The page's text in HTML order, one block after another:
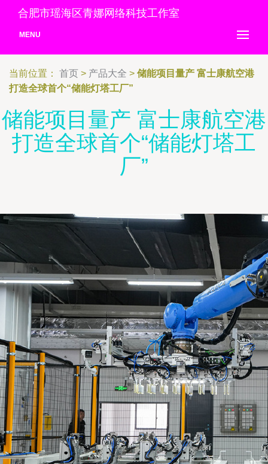
合肥市瑶海区青娜网络科技工作室
MENU
当前位置： 首页 > 产品大全 > 储能项目量产 富士康航空港
打造全球首个“储能灯塔工厂”
储能项目量产 富士康航空港
打造全球首个“储能灯塔工
厂”